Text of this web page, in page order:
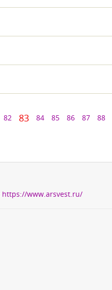
82 83 84 85 86 87 88
https://www.arsvest.ru/